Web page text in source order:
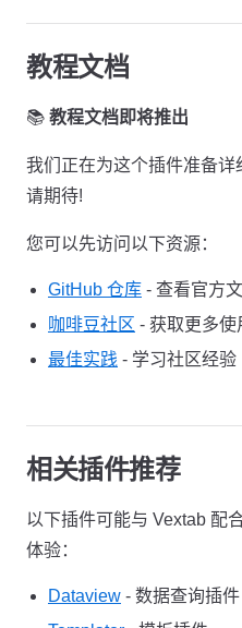
教程文档
📚 教程文档即将推出
我们正在为这个插件准备
请期待!
您可以先访问以下资源：
GitHub 仓库 - 查看官方
咖啡豆社区 - 获取更多使
最佳实践 - 学习社区经验
相关插件推荐
以下插件可能与 Vextab 配
体验：
Dataview - 数据查询插件